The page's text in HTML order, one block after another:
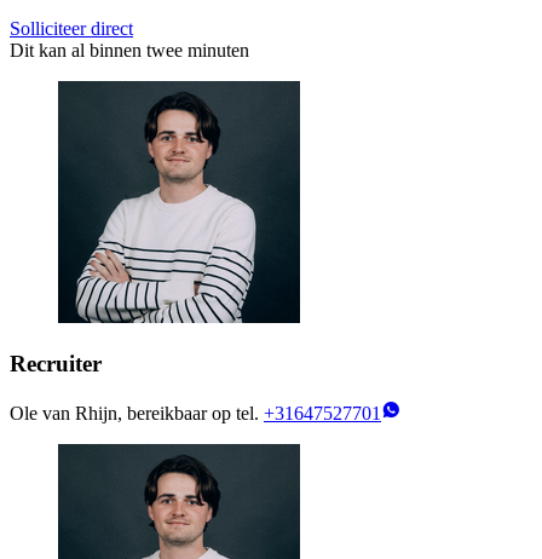
Solliciteer direct
Dit kan al binnen twee minuten
Recruiter
Ole van Rhijn, bereikbaar op tel. +31647527701